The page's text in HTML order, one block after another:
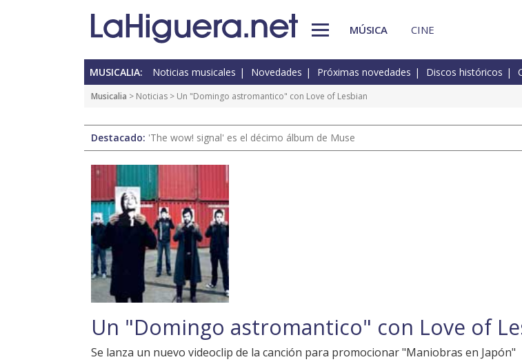
MÚSICA CINE
MUSICALIA: Noticias musicales Novedades Próximas novedades Discos históricos
Musicalia > Noticias > Un "Domingo astromantico" con Love of Lesbian
Destacado: 'The wow! signal' es el décimo álbum de Muse
Un "Domingo astromantico" con Love of
Se lanza un nuevo videoclip de la canción para promocionar "Maniobras en Japón"